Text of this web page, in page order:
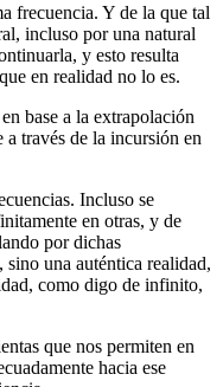
frecuencia. Y de la que tal
incluso por una natural
y esto resulta
en realidad no lo es.
base a la extrapolación
través de la incursión en
Incluso se
en otras, y de
por dichas
una auténtica realidad,
como digo de infinito,
que nos permiten en
hacia ese